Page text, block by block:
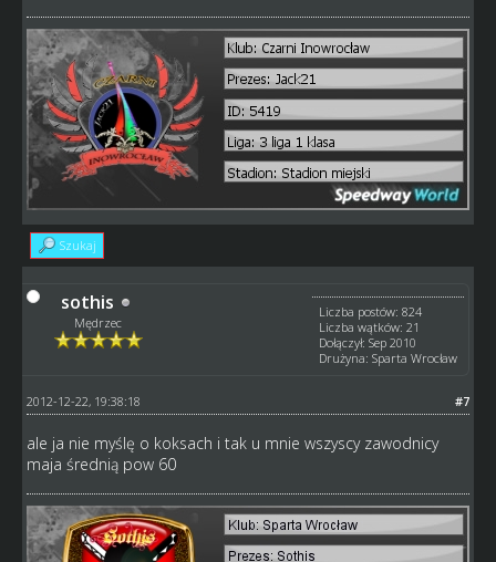
Szukaj
sothis
Mędrzec
Liczba postów: 824
Liczba wątków: 21
Dołączył: Sep 2010
Drużyna: Sparta Wrocław
#7
2012-12-22, 19:38:18
ale ja nie myślę o koksach i tak u mnie wszyscy zawodnicy
maja średnią pow 60